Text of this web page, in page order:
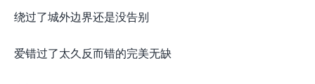
绕过了城外边界还是没告别
爱错过了太久反而错的完美无缺